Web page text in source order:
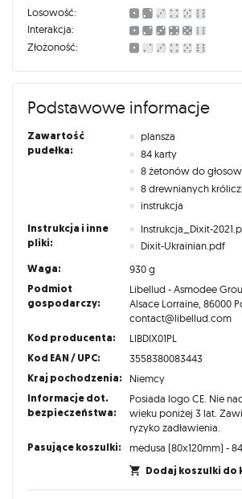
Losowość:
Interakcja:
Złożoność:
Podstawowe informacje
Zawartość
pudełka:
plansza
84 karty
8 żetonów do
8 drewnianych
instrukcja
Instrukcja i inne
pliki:
Instrukcja_Dixit-
Dixit-Ukrainian.pdf
Waga: 930 g
Podmiot
gospodarczy:
Libellud - Asmodee
Alsace Lorraine, 86000
contact@libellud.com
Kod producenta: LIBDIX01PL
Kod EAN / UPC: 3558380083443
Kraj pochodzenia: Niemcy
Informacje dot.
bezpieczeństwa:
Posiada logo CE. Nie
wieku poniżej 3 lat.
ryzyko zadławienia.
Pasujące koszulki: medusa (80x120mm) - 84
Dodaj koszulki do